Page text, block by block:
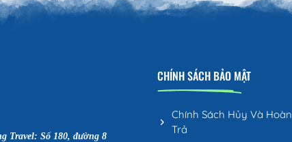
Travel: Số 180, đường 8
CHÍNH SÁCH BẢO MẬT
Chính Sách Hủy Và Hoàn
Trả